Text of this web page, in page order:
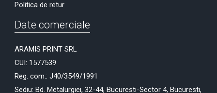
Politica de retur
Date comerciale
ARAMIS PRINT SRL
CUI: 1577539
Reg. com.: J40/3549/1991
Sediu: Bd. Metalurgiei, 32-44, Bucuresti-Sector 4, Bucuresti,